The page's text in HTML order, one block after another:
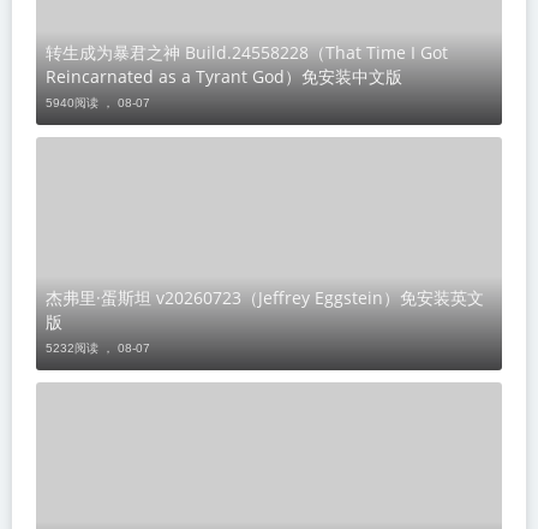
转生成为暴君之神 Build.24558228（That Time I Got
Reincarnated as a Tyrant God）免安装中文版
5940阅读 ， 08-07
杰弗里·蛋斯坦 v20260723（Jeffrey Eggstein）免安装英文
版
5232阅读 ， 08-07